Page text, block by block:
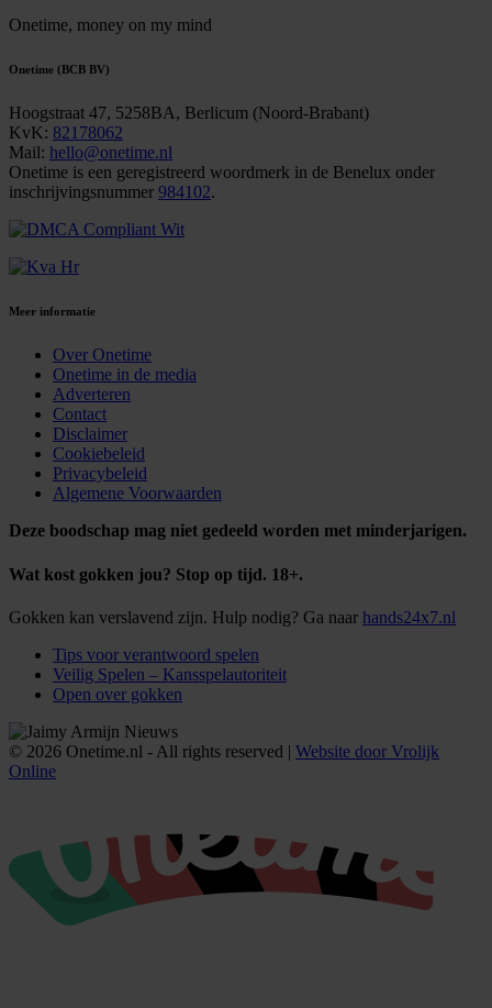
Onetime, money on my mind
Onetime (BCB BV)
Hoogstraat 47, 5258BA, Berlicum (Noord-Brabant)
KvK: 82178062
Mail: hello@onetime.nl
Onetime is een geregistreerd woordmerk in de Benelux onder
inschrijvingsnummer 984102.
Meer informatie
Over Onetime
Onetime in de media
Adverteren
Contact
Disclaimer
Cookiebeleid
Privacybeleid
Algemene Voorwaarden
Deze boodschap mag niet gedeeld worden met minderjarigen.
Wat kost gokken jou? Stop op tijd. 18+.
Gokken kan verslavend zijn. Hulp nodig? Ga naar hands24x7.nl
Tips voor verantwoord spelen
Veilig Spelen – Kansspelautoriteit
Open over gokken
© 2026 Onetime.nl - All rights reserved | Website door Vrolijk
Online